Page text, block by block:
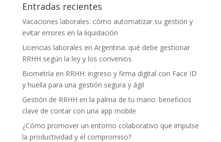
Entradas recientes
Vacaciones laborales: cómo automatizar su gestión y
evitar errores en la liquidación
Licencias laborales en Argentina: qué debe gestionar
RRHH según la ley y los convenios
Biometría en RRHH: ingreso y firma digital con Face ID
y huella para una gestión segura y ágil
Gestión de RRHH en la palma de tu mano: beneficios
clave de contar con una app mobile
¿Cómo promover un entorno colaborativo que impulse
la productividad y el compromiso?